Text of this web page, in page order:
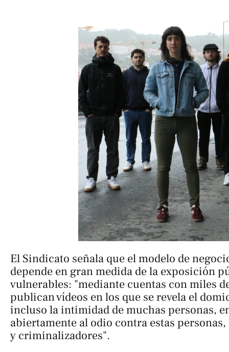
El Sindicato señala que el modelo de
depende en gran medida de la exposición
vulnerables: "mediante cuentas con miles
publican vídeos en los que se revela el
incluso la intimidad de muchas personas,
abiertamente al odio contra estas
y criminalizadores".